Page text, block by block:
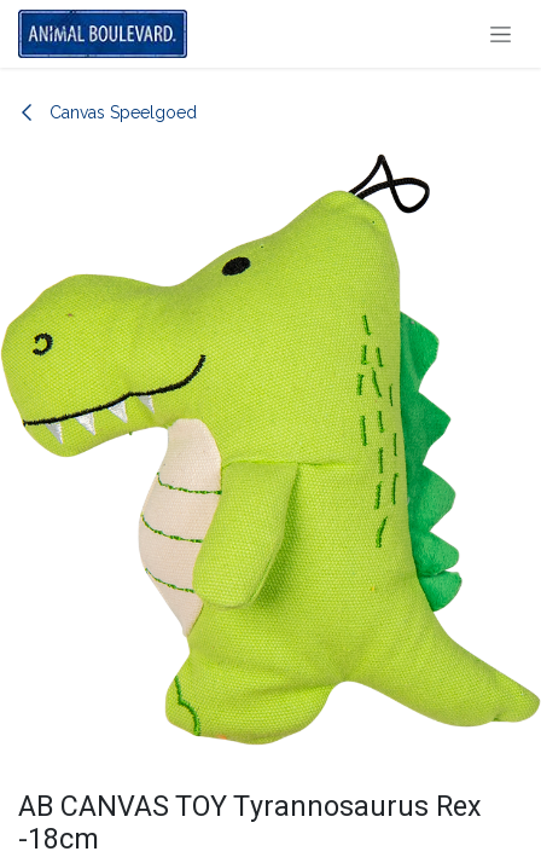
Overslaan naar inhoud
Canvas Speelgoed
AB CANVAS TOY Tyrannosaurus Rex
-18cm